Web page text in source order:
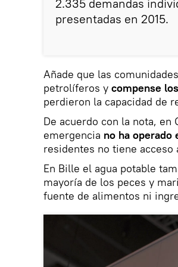
2.335 demandas
presentadas en 2015.
Añade que las
petrolíferos y compense
perdieron la capacidad de
De acuerdo con la nota, en
emergencia no ha
residentes no tiene acceso
En Bille el agua potable
mayoría de los peces y
fuente de alimentos ni